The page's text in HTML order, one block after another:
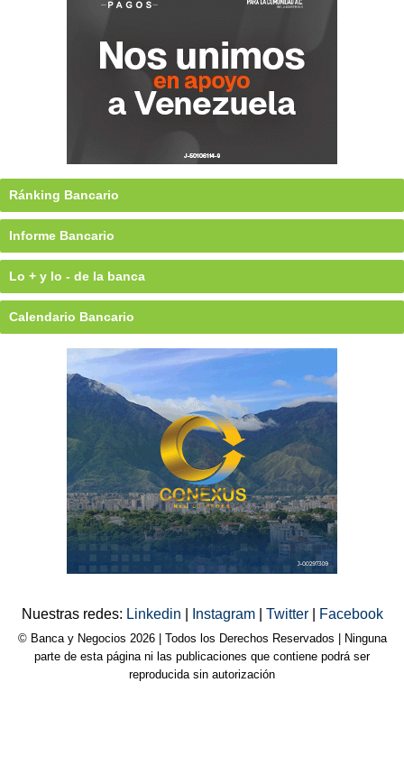
Ránking Bancario
Informe Bancario
Lo + y lo - de la banca
Calendario Bancario
Nuestras redes: Linkedin Instagram Twitter Facebook
© Banca y Negocios 2026 | Todos los Derechos Reservados | Ninguna
parte de esta página ni las publicaciones que contiene podrá ser
reproducida sin autorización